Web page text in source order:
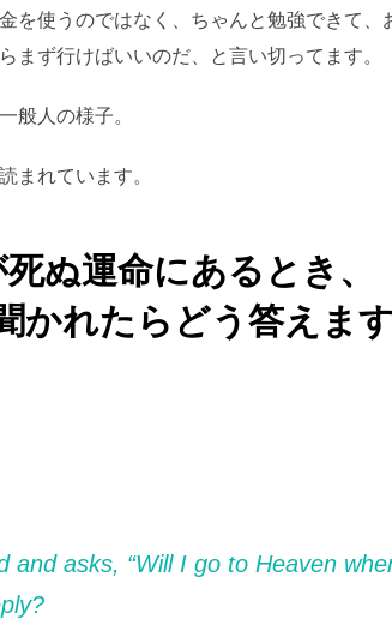
を使うのではなく、ちゃんと勉強できて、
まず行けばいいのだ、と言い切ってます。
般人の様子。
まれています。
ぬ運命にあるとき、
かれたらどう答えま
asks, “Will I go to Heaven